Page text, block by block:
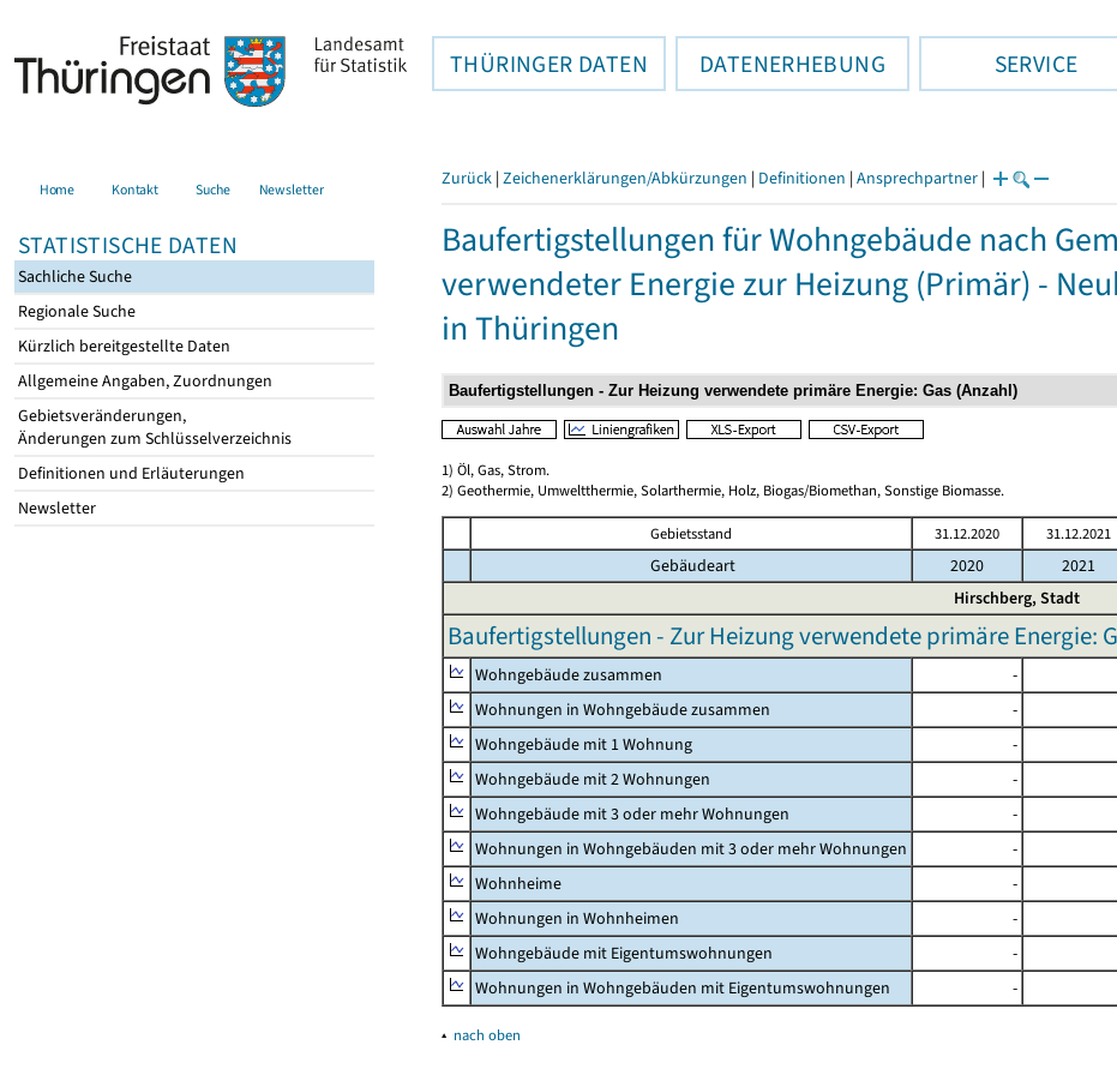
THÜRINGER DATEN DATENERHEBUNG SERVICE
Home Kontakt Suche Newsletter
STATISTISCHE DATEN
Sachliche Suche
Regionale Suche
Kürzlich bereitgestellte Daten
Allgemeine Angaben, Zuordnungen
Gebietsveränderungen,
Änderungen zum Schlüsselverzeichnis
Definitionen und Erläuterungen
Newsletter
Zurück | Zeichenerklärungen/Abkürzungen | Definitionen | Ansprechpartner |
Baufertigstellungen für Wohngebäude nach
verwendeter Energie zur Heizung (Primär) -
in Thüringen
1) Öl, Gas, Strom.
2) Geothermie, Umweltthermie, Solarthermie, Holz, Biogas/Biomethan, Sonstige Biomasse.
Gebietsstand 31.12.2020 31.12.2021
Gebäudeart 2020 2021
Hirschberg, Stadt
Baufertigstellungen - Zur Heizung verwendete primäre Energie:
Wohngebäude zusammen -
Wohnungen in Wohngebäude zusammen
-
Wohngebäude mit 1 Wohnung
-
Wohngebäude mit 2 Wohnungen
-
Wohngebäude mit 3 oder mehr Wohnungen
-
Wohnungen in Wohngebäuden mit 3 oder mehr Wohnungen
-
Wohnheime
-
Wohnungen in Wohnheimen
-
Wohngebäude mit Eigentumswohnungen
-
Wohnungen in Wohngebäuden mit Eigentumswohnungen
-
▴ nach oben